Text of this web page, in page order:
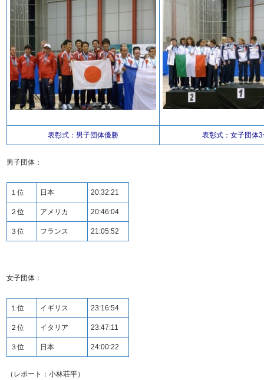
表彰式：男子団体優勝 表彰式：女子団体
男子団体：
１位 日本 20:32:21
２位 アメリカ 20:46:04
３位 フランス 21:05:52
女子団体：
１位 イギリス 23:16:54
２位 イタリア 23:47:11
３位 日本 24:00:22
（レポート：小林荘平）